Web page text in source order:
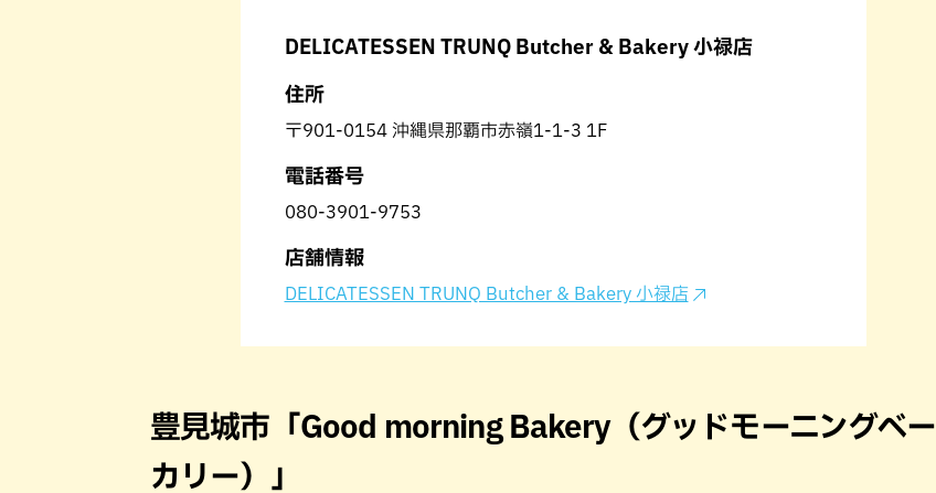
DELICATESSEN TRUNQ Butcher & Bakery 小禄店
住所
〒901-0154 沖縄県那覇市赤嶺1-1-3 1F
電話番号
080-3901-9753
店舗情報
DELICATESSEN TRUNQ Butcher & Bakery 小禄店
豊見城市「Good morning Bakery（グッドモーニングベー
カリー）」